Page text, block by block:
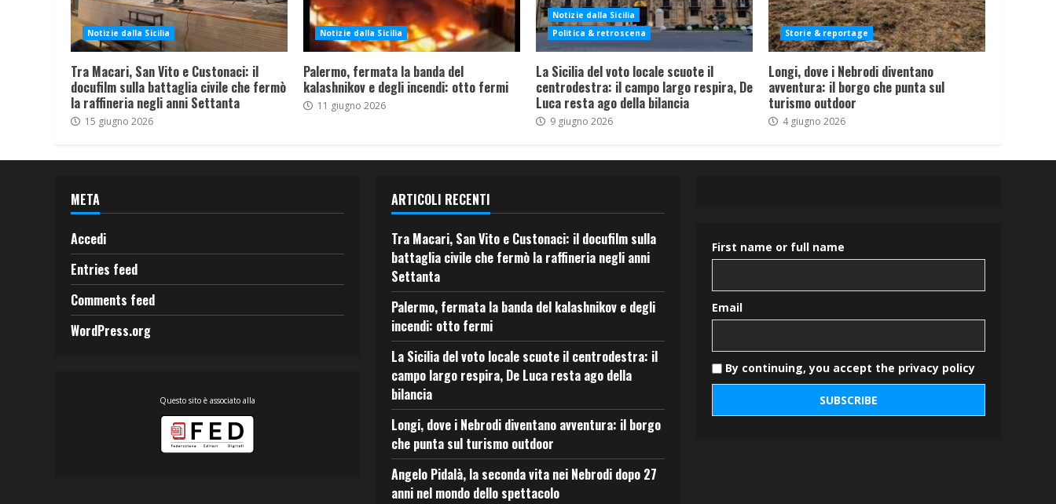
Notizie dalla Sicilia
Tra Macari, San Vito e Custonaci: il
docufilm sulla battaglia civile che fermò
la raffineria negli anni Settanta
15 giugno 2026
Notizie dalla Sicilia
Palermo, fermata la banda del
kalashnikov e degli incendi: otto fermi
11 giugno 2026
Notizie dalla Sicilia
Politica & retroscena
La Sicilia del voto locale scuote il
centrodestra: il campo largo respira, De
Luca resta ago della bilancia
9 giugno 2026
Storie & reportage
Longi, dove i Nebrodi diventano
avventura: il borgo che punta sul
turismo outdoor
4 giugno 2026
META
Accedi
Entries feed
Comments feed
WordPress.org
Questo sito è associato alla
ARTICOLI RECENTI
Tra Macari, San Vito e Custonaci: il docufilm sulla
battaglia civile che fermò la raffineria negli anni
Settanta
Palermo, fermata la banda del kalashnikov e degli
incendi: otto fermi
La Sicilia del voto locale scuote il centrodestra: il
campo largo respira, De Luca resta ago della
bilancia
Longi, dove i Nebrodi diventano avventura: il borgo
che punta sul turismo outdoor
Angelo Pidalà, la seconda vita nei Nebrodi dopo 27
anni nel mondo dello spettacolo
First name or full name
Email
By continuing, you accept the privacy policy